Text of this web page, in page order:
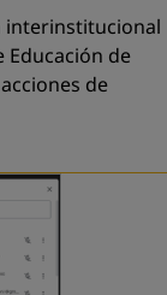
interinstitucional
Educación de
de